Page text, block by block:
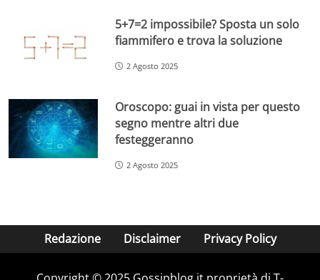
5+7=2 impossibile? Sposta un solo
fiammifero e trova la soluzione
2 Agosto 2025
Oroscopo: guai in vista per questo
segno mentre altri due
festeggeranno
2 Agosto 2025
Redazione Disclaimer Privacy Policy